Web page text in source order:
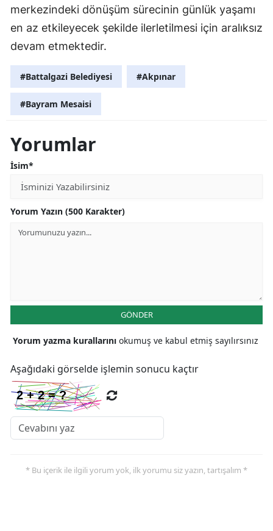
merkezindeki dönüşüm sürecinin günlük yaşamı
en az etkileyecek şekilde ilerletilmesi için aralıksız
devam etmektedir.
#Battalgazi Belediyesi #Akpınar
#Bayram Mesaisi
Yorumlar
İsim*
Yorum Yazın (500 Karakter)
GÖNDER
Yorum yazma kurallarını okumuş ve kabul etmiş sayılırsınız
Aşağıdaki görselde işlemin sonucu kaçtır
* Bu içerik ile ilgili yorum yok, ilk yorumu siz yazın, tartışalım *